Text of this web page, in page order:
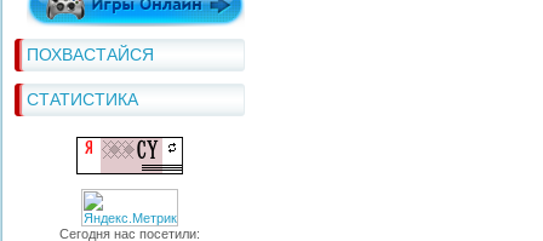
ПОХВАСТАЙСЯ
СТАТИСТИКА
Сегодня нас посетили: